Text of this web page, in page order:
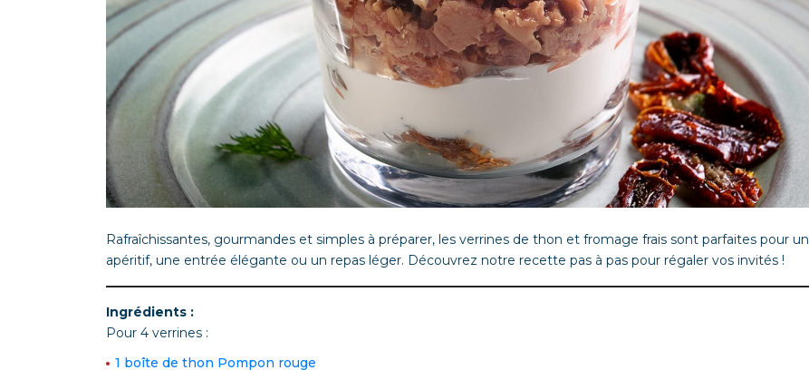
Rafraîchissantes, gourmandes et simples à préparer, les verrines de thon et fromage frais sont parfaites pour un
apéritif, une entrée élégante ou un repas léger. Découvrez notre recette pas à pas pour régaler vos invités !
Ingrédients :
Pour 4 verrines :
1 boîte de thon Pompon rouge